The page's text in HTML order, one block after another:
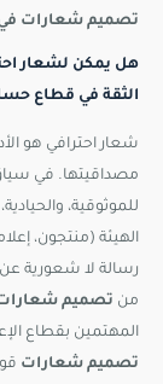
تصميم شعارات
هل يمكن لشعار
الثقة في قطاع
شعار احترافي هو
مصداقيتها. في سياق
للموثوقية،
الهيئة (منتجون،
رسالة لا شعورية
من تصميم
المهتمين بقطاع
تصميم شعارات